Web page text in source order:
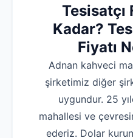
Tesisatçı
Kadar?
Fiyatı
Adnan kahveci
şirketimiz diğer
uygundur. 25
mahallesi ve
ederiz. Dolar